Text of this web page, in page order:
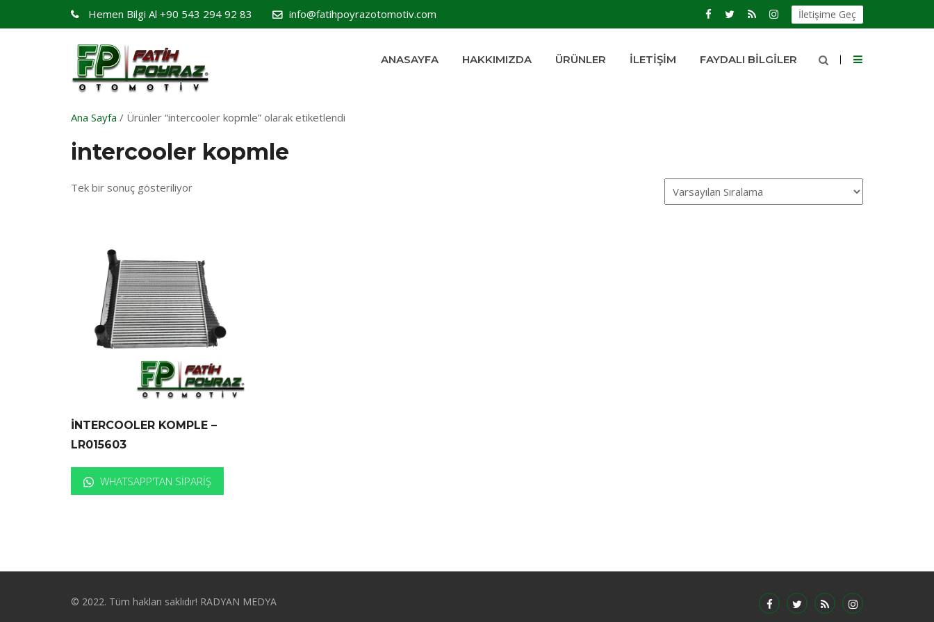
Hemen Bilgi Al +90 543 294 92 83 info@fatihpoyrazotomotiv.com İletişime Geç
ANASAYFA HAKKIMIZDA ÜRÜNLER İLETIŞIM FAYDALI BILGILER
Ana Sayfa / Ürünler “intercooler kopmle” olarak etiketlendi
intercooler kopmle
Tek bir sonuç gösteriliyor
İNTERCOOLER KOMPLE –
LR015603
WHATSAPP'TAN SIPARIŞ
© 2022. Tüm hakları saklıdır! RADYAN MEDYA